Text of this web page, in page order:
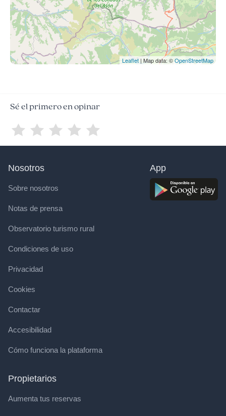
Leaflet | Map data: ©OpenStreetMap
Sé el primero en opinar
Nosotros
Sobre nosotros
Notas de prensa
Observatorio turismo rural
Condiciones de uso
Privacidad
Cookies
Contactar
Accesibilidad
Cómo funciona la plataforma
Propietarios
Aumenta tus reservas
App